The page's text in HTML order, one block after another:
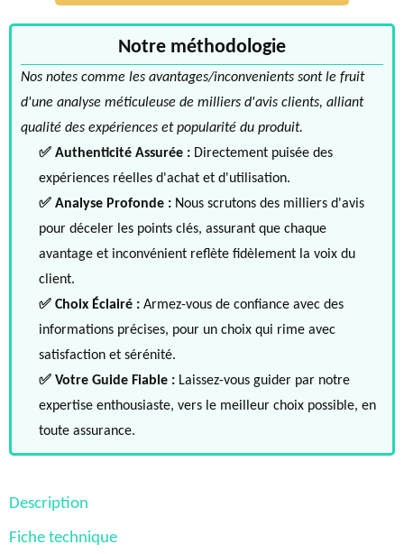
Notre méthodologie
Nos notes comme les avantages/inconvenients sont le fruit
d'une analyse méticuleuse de milliers d'avis clients, alliant
qualité des expériences et popularité du produit.
✅ Authenticité Assurée : Directement puisée des
expériences réelles d'achat et d'utilisation.
✅ Analyse Profonde : Nous scrutons des milliers d'avis
pour déceler les points clés, assurant que chaque
avantage et inconvénient reflète fidèlement la voix du
client.
✅ Choix Éclairé : Armez-vous de confiance avec des
informations précises, pour un choix qui rime avec
satisfaction et sérénité.
✅ Votre Guide Fiable : Laissez-vous guider par notre
expertise enthousiaste, vers le meilleur choix possible, en
toute assurance.
Description
Fiche technique